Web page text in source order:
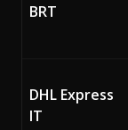
BRT
DHL Express
IT